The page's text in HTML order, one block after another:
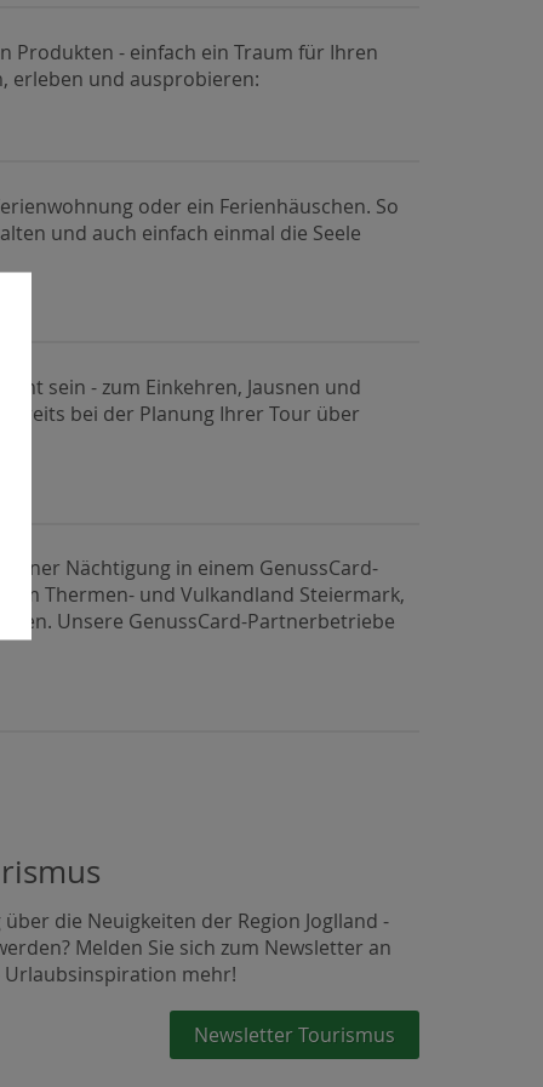
Produkten - einfach ein Traum für Ihren
erleben und ausprobieren:
oder ein Ferienhäuschen. So
und auch einfach einmal die Seele
sein - zum Einkehren, Jausnen und
bei der Planung Ihrer Tour über
einer Nächtigung in einem GenussCard-
Thermen- und Vulkandland Steiermark,
Unsere GenussCard-Partnerbetriebe
die Neuigkeiten der Region Joglland -
Melden Sie sich zum Newsletter an
Urlaubsinspiration mehr!
Newsletter Tourismus